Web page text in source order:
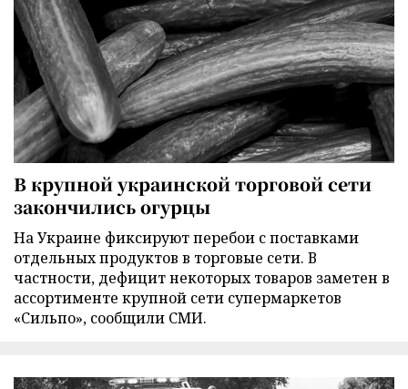
В крупной украинской торговой сети
закончились огурцы
На Украине фиксируют перебои с поставками
отдельных продуктов в торговые сети. В
частности, дефицит некоторых товаров заметен в
ассортименте крупной сети супермаркетов
«Сильпо», сообщили СМИ.